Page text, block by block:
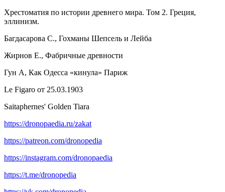
Хрестоматия по истории древнего мира. Том 2. Греция,
эллинизм.
Багдасарова С., Гохманы Шепсель и Лейба
Жирнов Е., Фабричные древности
Гун А, Как Одесса «кинула» Париж
Le Figaro от 25.03.1903
Saitaphernes' Golden Tiara
https://dronopaedia.ru/zakat
https://patreon.com/dronopedia
https://instagram.com/dronopaedia
https://t.me/dronopedia